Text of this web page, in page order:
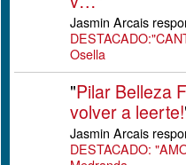
Jasmin Arcais
Osella
"Pilar Belleza
volver a leerte!
Jasmin Arcais
DESTACADO: